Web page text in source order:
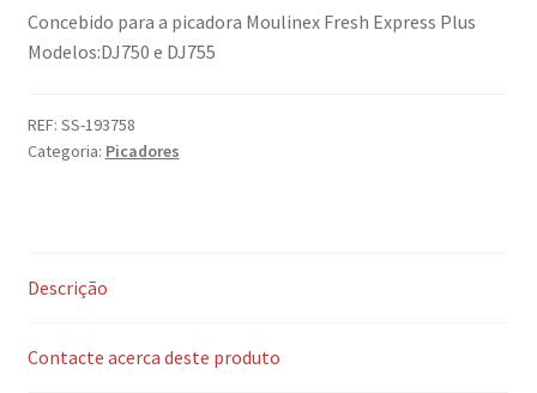
Concebido para a picadora Moulinex Fresh Express Plus
Modelos:DJ750 e DJ755
REF: SS-193758
Categoria: Picadores
Descrição
Contacte acerca deste produto